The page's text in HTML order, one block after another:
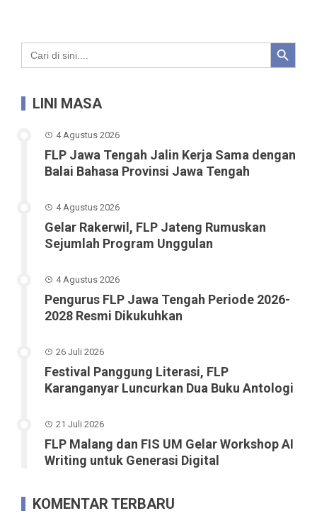
Search
for:
Search Button
LINI MASA
4 Agustus 2026
FLP Jawa Tengah Jalin Kerja Sama dengan
Balai Bahasa Provinsi Jawa Tengah
4 Agustus 2026
Gelar Rakerwil, FLP Jateng Rumuskan
Sejumlah Program Unggulan
4 Agustus 2026
Pengurus FLP Jawa Tengah Periode 2026-
2028 Resmi Dikukuhkan
26 Juli 2026
Festival Panggung Literasi, FLP
Karanganyar Luncurkan Dua Buku Antologi
21 Juli 2026
FLP Malang dan FIS UM Gelar Workshop AI
Writing untuk Generasi Digital
KOMENTAR TERBARU